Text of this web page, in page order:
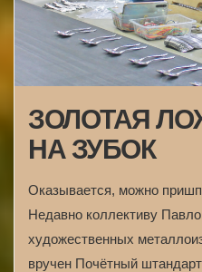
ЗОЛОТАЯ
НА ЗУБОК
Оказывается, можно
Недавно коллективу
художественных
вручен Почётный